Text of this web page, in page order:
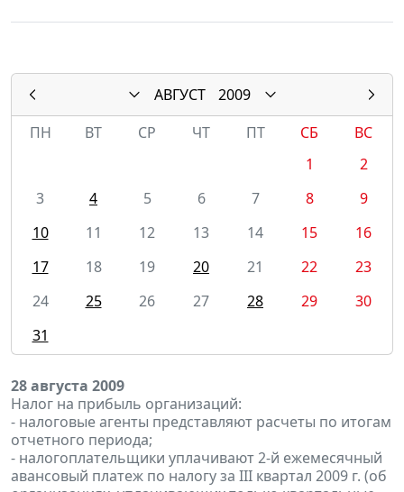
АВГУСТ
2009
ПН
ВТ СР ЧТ ПТ СБ
ВС
1
2
3
4 5 6 7 8
9
10
11 12 13 14 15
16
17
18 19 20 21 22
23
24
25 26 27 28 29
30
31
28 августа 2009
Налог на прибыль организаций:
- налоговые агенты представляют расчеты по итогам
отчетного периода;
- налогоплательщики уплачивают 2-й ежемесячный
авансовый платеж по налогу за III квартал 2009 г. (об